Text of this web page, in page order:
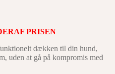
PRISEN
dækken til din hund,
uden at gå på kompromis med